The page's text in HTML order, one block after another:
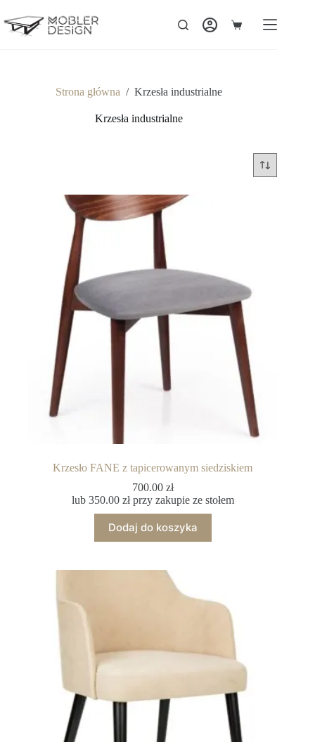
Strona główna / Krzesła industrialne
Krzesła industrialne
Krzesło FANE z tapicerowanym siedziskiem
700.00 zł
lub 350.00 złprzy zakupie ze stołem
Dodaj do koszyka